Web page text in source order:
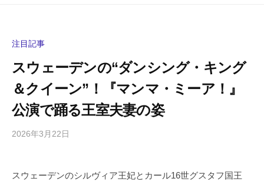
注目記事
スウェーデンの“ダンシング・キング
＆クイーン”！『マンマ・ミーア！』
公演で踊る王室夫妻の姿
2026年3月22日
iの
スウェーデンのシルヴィア王妃とカール16世グスタフ国王